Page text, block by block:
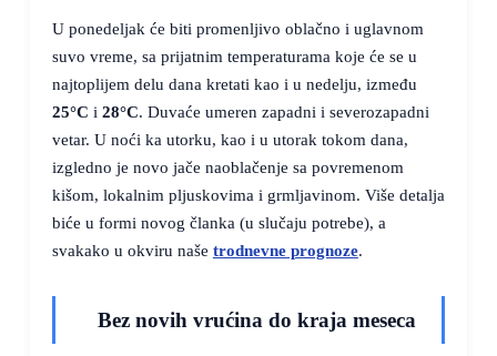
U ponedeljak će biti promenljivo oblačno i uglavnom
suvo vreme, sa prijatnim temperaturama koje će se u
najtoplijem delu dana kretati kao i u nedelju, između
25°C i 28°C. Duvaće umeren zapadni i severozapadni
vetar. U noći ka utorku, kao i u utorak tokom dana,
izgledno je novo jače naoblačenje sa povremenom
kišom, lokalnim pljuskovima i grmljavinom. Više detalja
biće u formi novog članka (u slučaju potrebe), a
svakako u okviru naše trodnevne prognoze.
Bez novih vrućina do kraja meseca